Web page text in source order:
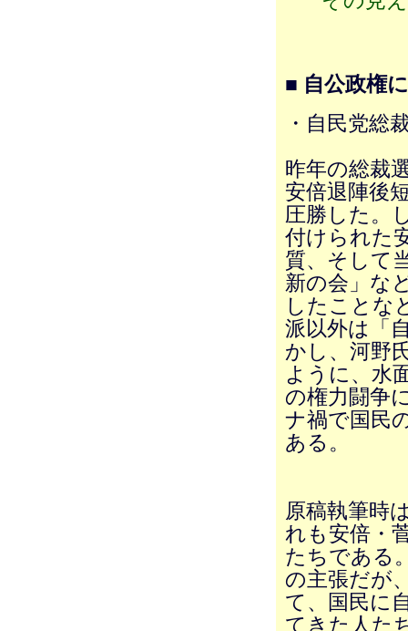
■ 自公政権
・自民党総
昨年の総裁
安倍退陣後
圧勝した。
付けられた
質、そして
新の会」な
したことな
派以外は「
かし、河野
ように、水
の権力闘争
ナ禍で国民
ある。
原稿執筆時
れも安倍・
たちである
の主張だが
て、国民に
てきた人た